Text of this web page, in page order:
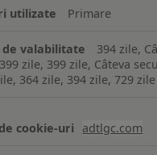
Primare
394 zile,
zile, 399 zile, Câteva
364 zile, 394 zile, 729 zile
adtlgc.com